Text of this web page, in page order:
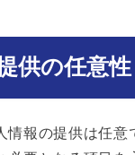
供の任意性
情報の提供は任意